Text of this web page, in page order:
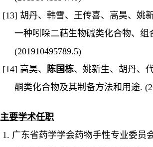
[13] 胡丹、韩雪、王传喜、高昊、姚新
一种吲哚二萜生物碱类化合物、组
(201910495789.5)
[14] 高昊、 陈国栋、姚新生、胡丹、
酮类化合物及其制备方法和用途.
主要学术任职
1. 广东省药学学会药物手性专业委员